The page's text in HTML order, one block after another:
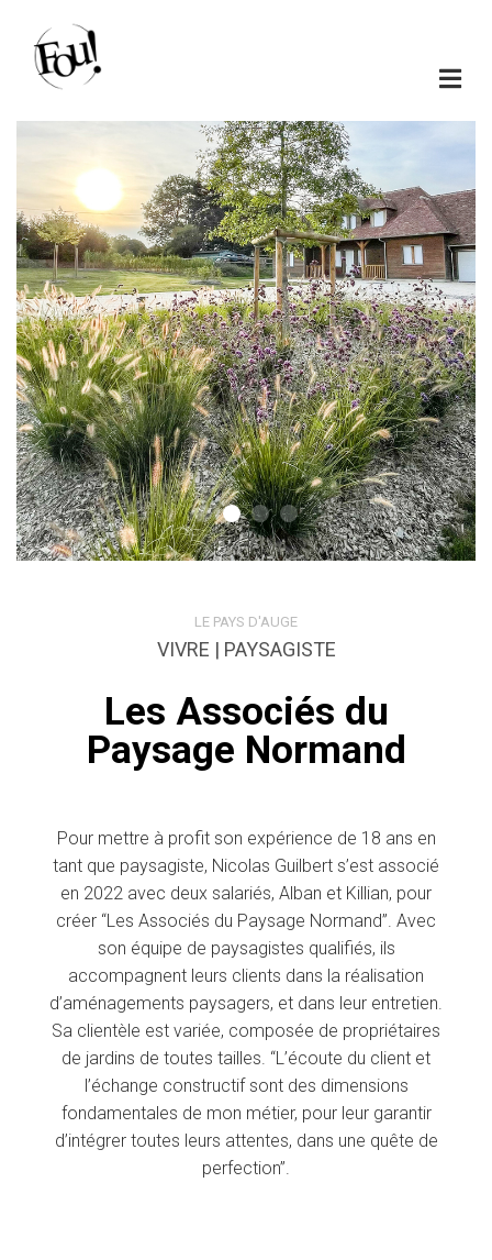
LE PAYS D'AUGE
VIVRE | PAYSAGISTE
Les Associés du
Paysage Normand
Pour mettre à profit son expérience de 18 ans en
tant que paysagiste, Nicolas Guilbert s’est associé
en 2022 avec deux salariés, Alban et Killian, pour
créer “Les Associés du Paysage Normand”. Avec
son équipe de paysagistes qualifiés, ils
accompagnent leurs clients dans la réalisation
d’aménagements paysagers, et dans leur entretien.
Sa clientèle est variée, composée de propriétaires
de jardins de toutes tailles. “L’écoute du client et
l’échange constructif sont des dimensions
fondamentales de mon métier, pour leur garantir
d’intégrer toutes leurs attentes, dans une quête de
perfection”.